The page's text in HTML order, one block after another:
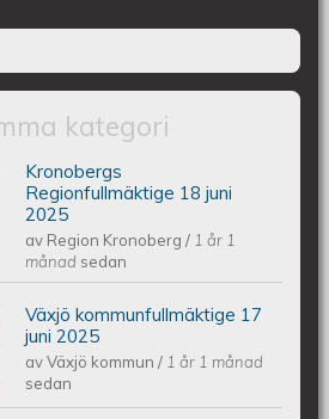
kategori
18 juni
Kronobergs
Regionfullmäktige 18 juni
2025
av Region Kronoberg/ 1 år 1
månad sedan
17 juni
Växjö kommunfullmäktige 17
juni 2025
avVäxjö kommun/ 1 år 1 månad
sedan